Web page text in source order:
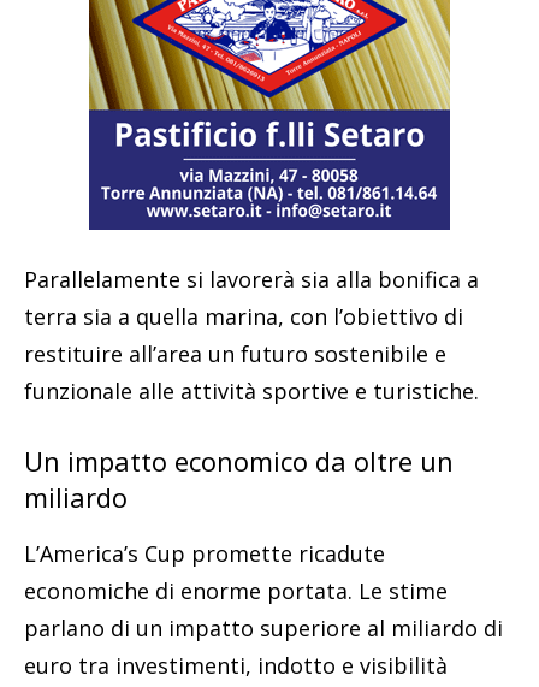
Parallelamente si lavorerà sia alla bonifica a
terra sia a quella marina, con l’obiettivo di
restituire all’area un futuro sostenibile e
funzionale alle attività sportive e turistiche.
Un impatto economico da oltre un
miliardo
L’America’s Cup promette ricadute
economiche di enorme portata. Le stime
parlano di un impatto superiore al miliardo di
euro tra investimenti, indotto e visibilità